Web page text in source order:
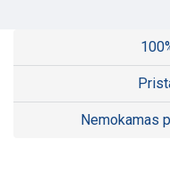
Nemokamas